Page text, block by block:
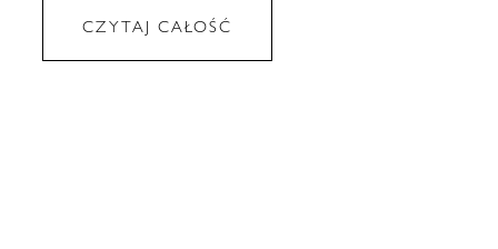
CZYTAJ CAŁOŚĆ